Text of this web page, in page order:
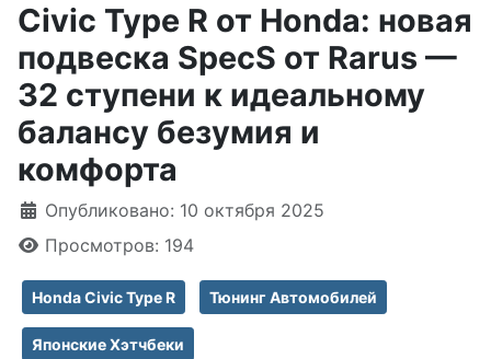
Civic Type R от Honda: новая
подвеска SpecS от Rarus —
32 ступени к идеальному
балансу безумия и
комфорта
Информация о материале
Опубликовано: 10 октября 2025
Просмотров: 194
Honda Civic Type R Тюнинг Автомобилей
Японские Хэтчбеки